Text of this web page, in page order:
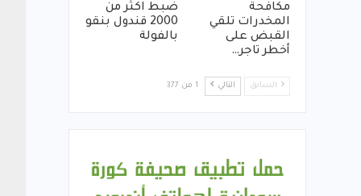
مكافحة
المخدرات تلقي
القبض على
أخطر تاجر…
ضبط اكثر من
2000 قندول بنقو
بالفولة
السابق التالي 1 من 377